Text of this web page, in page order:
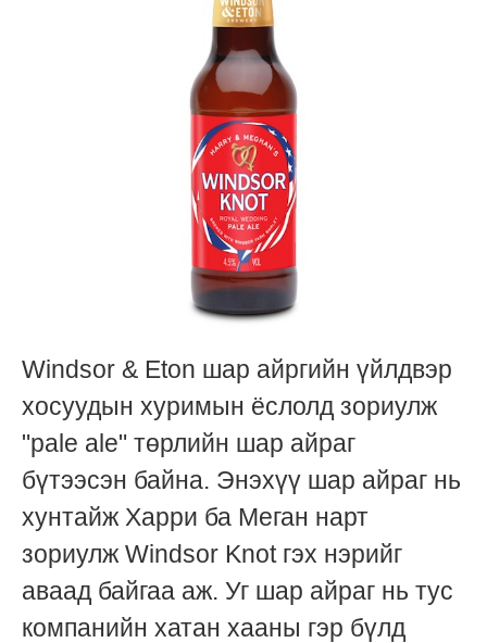
Windsor & Eton шар айргийн үйлдвэр
хосуудын хуримын ёслолд зориулж
"pale ale" төрлийн шар айраг
бүтээсэн байна. Энэхүү шар айраг нь
хунтайж Харри ба Меган нарт
зориулж Windsor Knot гэх нэрийг
аваад байгаа аж. Уг шар айраг нь тус
компанийн хатан хааны гэр бүлд